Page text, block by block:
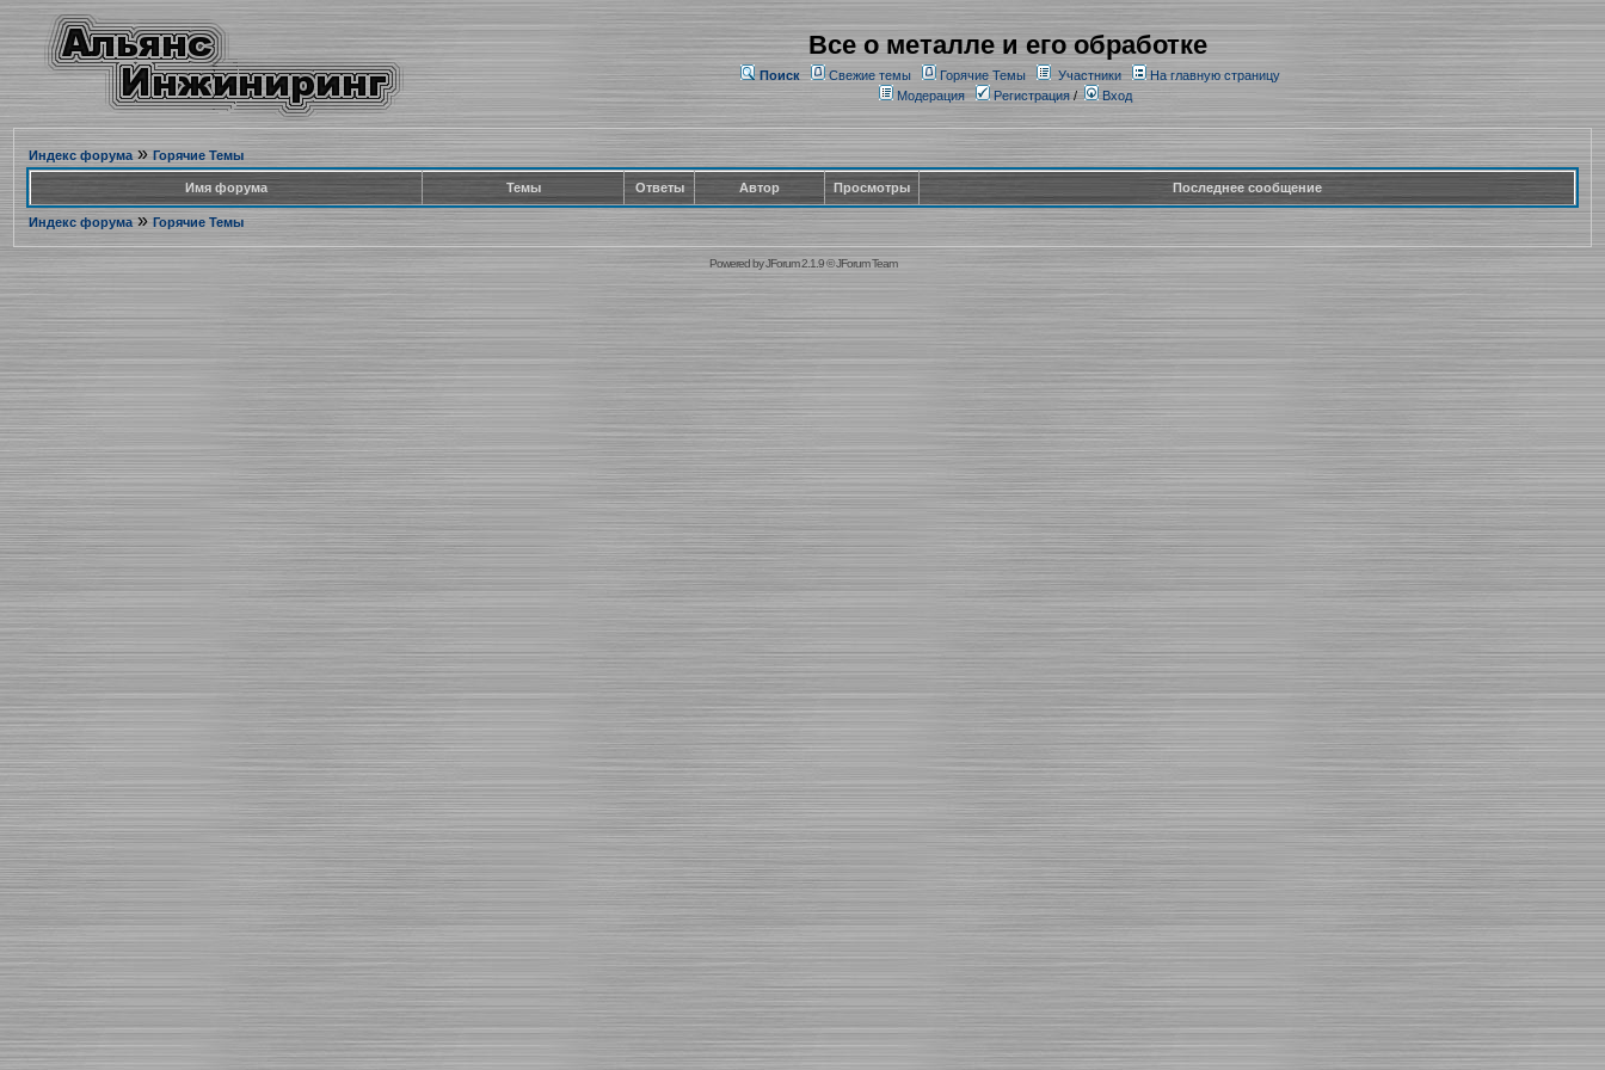
Все о металле и его обработке
Поиск Свежие темы Горячие Темы Участники
На главную страницу
Модерация
Регистрация/ Вход
Индекс форума» Горячие Темы
Имя форума Темы Ответы Автор Просмотры Последнее сообщение
Индекс форума» Горячие Темы
Powered byJForum 2.1.9©JForum Team